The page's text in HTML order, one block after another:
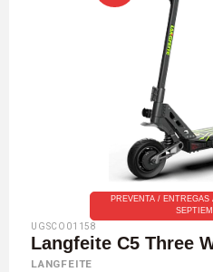
PREVENTA /
UGSCO01158
Langfeite C5 Three
LANGFEITE